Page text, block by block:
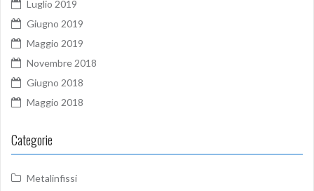
Luglio 2019
Giugno 2019
Maggio 2019
Novembre 2018
Giugno 2018
Maggio 2018
Categorie
Metalinfissi